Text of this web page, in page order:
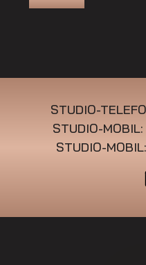
STUDIO-
STUDIO-
STUDIO-